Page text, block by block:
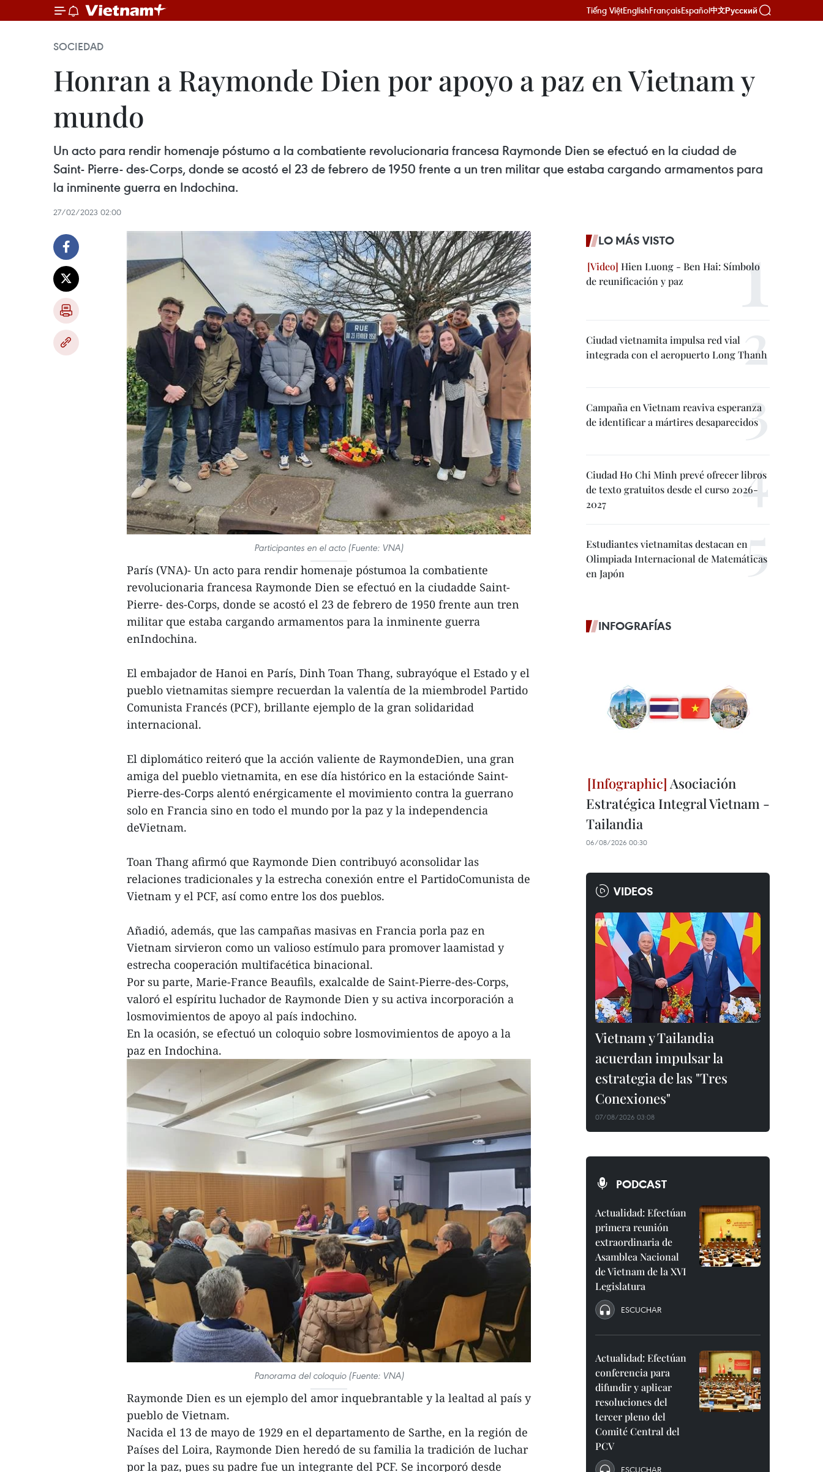
Tiếng ViệtEnglishFrançaisEspañol中文Русский
SOCIEDAD
Honran a Raymonde Dien por apoyo a paz en Vietnam y
mundo
Un acto para rendir homenaje póstumo a la combatiente revolucionaria francesa Raymonde Dien se efectuó en la ciudad de
Saint- Pierre- des-Corps, donde se acostó el 23 de febrero de 1950 frente a un tren militar que estaba cargando armamentos para
la inminente guerra en Indochina.
27/02/2023 02:00
Participantes en el acto (Fuente: VNA)
París (VNA)- Un acto para rendir homenaje póstumoa la combatiente
revolucionaria francesa Raymonde Dien se efectuó en la ciudadde Saint-
Pierre- des-Corps, donde se acostó el 23 de febrero de 1950 frente aun tren
militar que estaba cargando armamentos para la inminente guerra
enIndochina.
El embajador de Hanoi en París, Dinh Toan Thang, subrayóque el Estado y el
pueblo vietnamitas siempre recuerdan la valentía de la miembrodel Partido
Comunista Francés (PCF), brillante ejemplo de la gran solidaridad
internacional.
El diplomático reiteró que la acción valiente de RaymondeDien, una gran
amiga del pueblo vietnamita, en ese día histórico en la estaciónde Saint-
Pierre-des-Corps alentó enérgicamente el movimiento contra la guerrano
solo en Francia sino en todo el mundo por la paz y la independencia
deVietnam.
Toan Thang afirmó que Raymonde Dien contribuyó aconsolidar las
relaciones tradicionales y la estrecha conexión entre el PartidoComunista de
Vietnam y el PCF, así como entre los dos pueblos.
Añadió, además, que las campañas masivas en Francia porla paz en
Vietnam sirvieron como un valioso estímulo para promover laamistad y
estrecha cooperación multifacética binacional.
Por su parte, Marie-France Beaufils, exalcalde de Saint-Pierre-des-Corps,
valoró el espíritu luchador de Raymonde Dien y su activa incorporación a
losmovimientos de apoyo al país indochino.
En la ocasión, se efectuó un coloquio sobre losmovimientos de apoyo a la
paz en Indochina.
Panorama del coloquio (Fuente: VNA)
Raymonde Dien es un ejemplo del amor inquebrantable y la lealtad al país y
pueblo de Vietnam.
Nacida el 13 de mayo de 1929 en el departamento de Sarthe, en la región de
Países del Loira, Raymonde Dien heredó de su familia la tradición de luchar
por la paz, pues su padre fue un integrante del PCF. Se incorporó desde
LO MÁS VISTO
Hien Luong - Ben Hai: Símbolo
de reunificación y paz
Ciudad vietnamita impulsa red vial
integrada con el aeropuerto Long Thanh
Campaña en Vietnam reaviva esperanza
de identificar a mártires desaparecidos
Ciudad Ho Chi Minh prevé ofrecer libros
de texto gratuitos desde el curso 2026-
2027
Estudiantes vietnamitas destacan en
Olimpiada Internacional de Matemáticas
en Japón
INFOGRAFÍAS
Asociación
Estratégica Integral Vietnam -
Tailandia
06/08/2026 00:30
VIDEOS
Vietnam y Tailandia
acuerdan impulsar la
estrategia de las "Tres
Conexiones"
07/08/2026 03:08
PODCAST
Actualidad: Efectúan
primera reunión
extraordinaria de
Asamblea Nacional
de Vietnam de la XVI
Legislatura
ESCUCHAR
Actualidad: Efectúan
conferencia para
difundir y aplicar
resoluciones del
tercer pleno del
Comité Central del
PCV
ESCUCHAR